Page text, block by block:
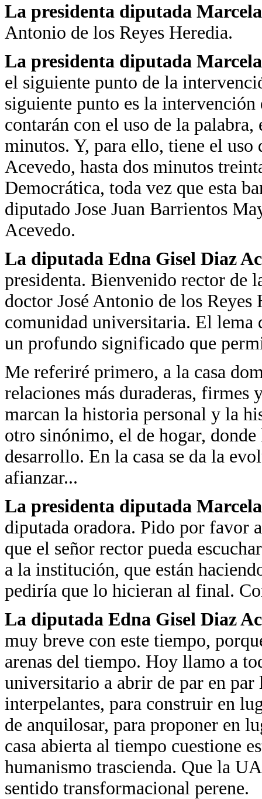
La presidenta diputada
Antonio de los Reyes Heredia.
La presidenta diputada
el siguiente punto de la
siguiente punto es la
contarán con el uso de la
minutos. Y, para ello, tiene el
Acevedo, hasta dos minutos
Democrática, toda vez que esta
diputado Jose Juan Barrientos
Acevedo.
La diputada Edna Gisel Diaz
presidenta. Bienvenido rector de
doctor José Antonio de los Reyes
comunidad universitaria. El lema
un profundo significado que
Me referiré primero, a la casa
relaciones más duraderas, firmes
marcan la historia personal y la
otro sinónimo, el de hogar,
desarrollo. En la casa se da la
afianzar...
La presidenta diputada
diputada oradora. Pido por favor
que el señor rector pueda
a la institución, que están
pediría que lo hicieran al final.
La diputada Edna Gisel Diaz
muy breve con este tiempo,
arenas del tiempo. Hoy llamo a
universitario a abrir de par en par
interpelantes, para construir en
de anquilosar, para proponer en
casa abierta al tiempo cuestione
humanismo trascienda. Que la
sentido transformacional perene.